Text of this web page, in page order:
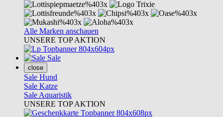
Alle Marken anschauen
UNSERE TOP AKTION
Sale
close
Sale Hund
Sale Katze
Sale Aquaristik
UNSERE TOP AKTION